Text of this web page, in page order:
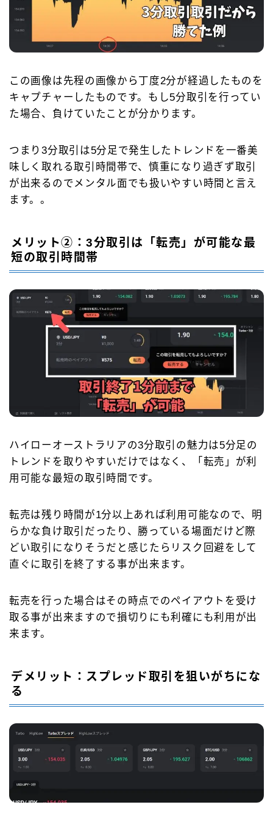
この画像は先程の画像から丁度2分が経過したものを
キャプチャーしたものです。もし5分取引を行ってい
た場合、負けていたことが分かります。
つまり3分取引は5分足で発生したトレンドを一番美
味しく取れる取引時間帯で、慎重になり過ぎず取引
が出来るのでメンタル面でも扱いやすい時間と言え
ます。。
メリット②：3分取引は「転売」が可能な最
短の取引時間帯
ハイローオーストラリアの3分取引の魅力は5分足の
トレンドを取りやすいだけではなく、「転売」が利
用可能な最短の取引時間です。
転売は残り時間が1分以上あれば利用可能なので、明
らかな負け取引だったり、勝っている場面だけど際
どい取引になりそうだと感じたらリスク回避をして
直ぐに取引を終了する事が出来ます。
転売を行った場合はその時点でのペイアウトを受け
取る事が出来ますので損切りにも利確にも利用が出
来ます。
デメリット：スプレッド取引を狙いがちにな
る